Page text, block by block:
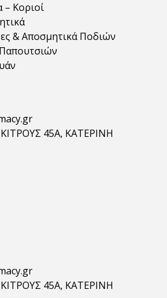
– Κοριοί
& Αποσμητικά Ποδιών
45Α, ΚΑΤΕΡΙΝΗ
45Α, ΚΑΤΕΡΙΝΗ